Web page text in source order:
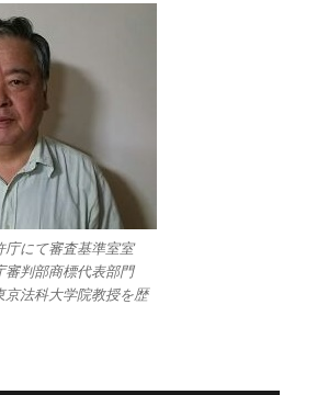
にて審査基準室室
審判部商標代表部門
京法科大学院教授を歴